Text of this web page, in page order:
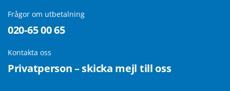
Frågor om utbetalning
020-65 00 65
Kontakta oss
Privatperson – skicka mejl till oss